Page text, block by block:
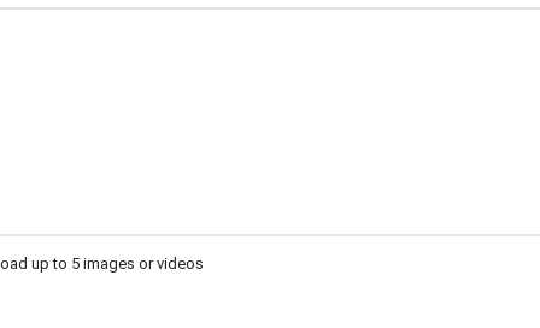
up to 5 images or videos